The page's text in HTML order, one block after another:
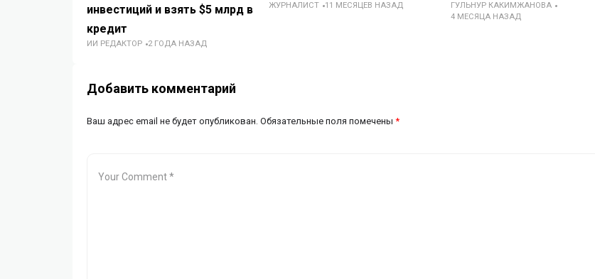
инвестиций и взять $5 млрд в
кредит
ИИ РЕДАКТОР 2 ГОДА НАЗАД
ЖУРНАЛИСТ 11 МЕСЯЦЕВ НАЗАД
ГУЛЬНУР КАКИМЖАНОВА
4 МЕСЯЦА НАЗАД
Добавить комментарий
Ваш адрес email не будет опубликован. Обязательные поля помечены *